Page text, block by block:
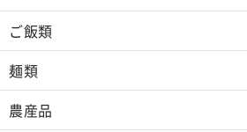
ご飯類
麺類
農産品